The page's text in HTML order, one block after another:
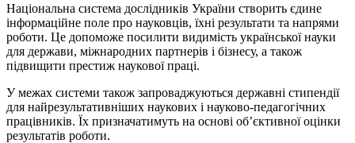
Національна система дослідників України створить єдине
інформаційне поле про науковців, їхні результати та напрями
роботи. Це допоможе посилити видимість української науки
для держави, міжнародних партнерів і бізнесу, а також
підвищити престиж наукової праці.
У межах системи також запроваджуються державні стипендії
для найрезультативніших наукових і науково-педагогічних
працівників. Їх призначатимуть на основі об’єктивної оцінки
результатів роботи.